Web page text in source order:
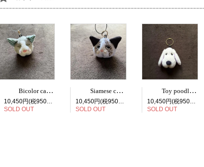
Bicolor cat face bag charm
10,450円(税950円)
SOLD OUT
Siamese cat face bag charm
10,450円(税950円)
SOLD OUT
Toy poodle face bag charm
10,450円(税950円)
SOLD OUT